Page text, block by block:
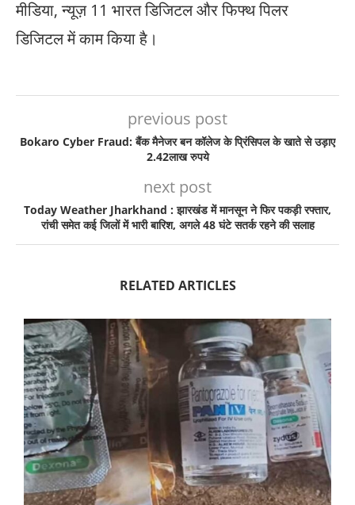
मीडिया, न्यूज़ 11 भारत डिजिटल और फिफ्थ पिलर
डिजिटल में काम किया है।
previous post
Bokaro Cyber Fraud: बैंक मैनेजर बन कॉलेज के प्रिंसिपल के खाते से उड़ाए
2.42लाख रुपये
next post
Today Weather Jharkhand : झारखंड में मानसून ने फिर पकड़ी रफ्तार,
रांची समेत कई जिलों में भारी बारिश, अगले 48 घंटे सतर्क रहने की सलाह
RELATED ARTICLES